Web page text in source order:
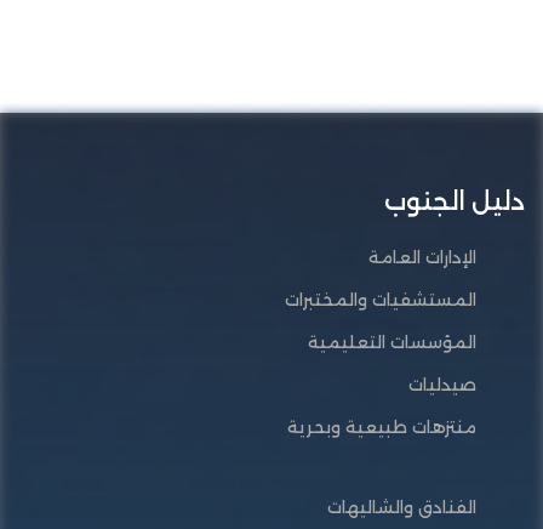
دليل الجنوب
الإدارات العامة
المستشفيات والمختبرات
المؤسسات التعليمية
صيدليات
منتزهات طبيعية وبحرية
الفنادق والشاليهات